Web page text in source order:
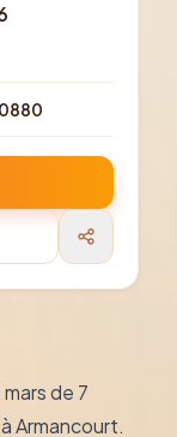
de 7
Armancourt.